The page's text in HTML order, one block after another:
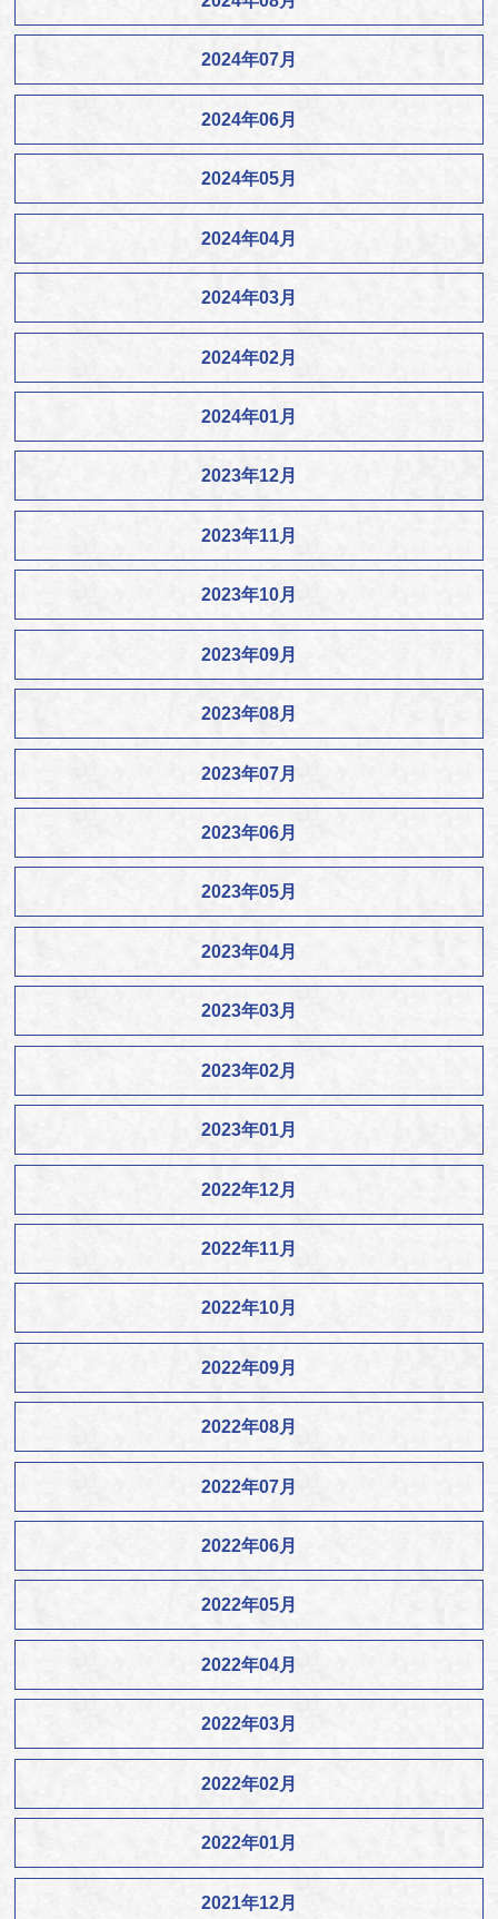
2024年07月
2024年06月
2024年05月
2024年04月
2024年03月
2024年02月
2024年01月
2023年12月
2023年11月
2023年10月
2023年09月
2023年08月
2023年07月
2023年06月
2023年05月
2023年04月
2023年03月
2023年02月
2023年01月
2022年12月
2022年11月
2022年10月
2022年09月
2022年08月
2022年07月
2022年06月
2022年05月
2022年04月
2022年03月
2022年02月
2022年01月
2021年12月